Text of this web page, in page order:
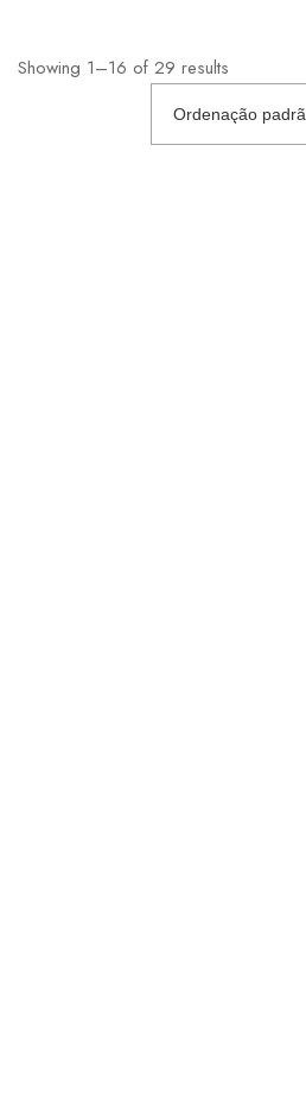
Showing 1–16 of 29 results